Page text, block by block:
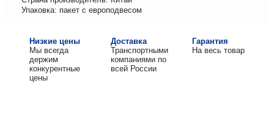
Упаковка: пакет с европодвесом
Низкие цены
Мы всегда
держим
конкурентные
цены
Доставка
Транспортными
компаниями по
всей России
Гарантия
На весь товар